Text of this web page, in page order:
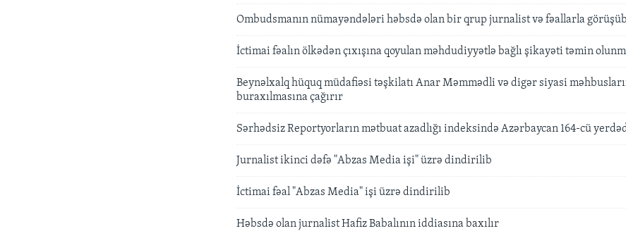
Ombudsmanın nümayəndələri həbsdə olan bir qrup jurnalist və fəallarla
İctimai fəalın ölkədən çıxışına qoyulan məhdudiyyətlə bağlı şikayəti təmin
Beynəlxalq hüquq müdafiəsi təşkilatı Anar Məmmədli və digər siyasi
buraxılmasına çağırır
Sərhədsiz Reportyorların mətbuat azadlığı indeksində Azərbaycan 164-cü
Jurnalist ikinci dəfə "Abzas Media işi" üzrə dindirilib
İctimai fəal "Abzas Media" işi üzrə dindirilib
Həbsdə olan jurnalist Hafiz Babalının iddiasına baxılır